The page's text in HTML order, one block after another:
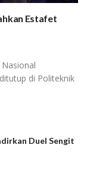
Estafet
di Politeknik
Duel Sengit